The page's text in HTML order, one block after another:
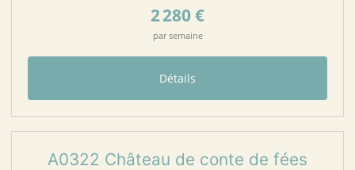
2 280 €
par semaine
Détails
57 A0322
A0322 Château de conte de fées